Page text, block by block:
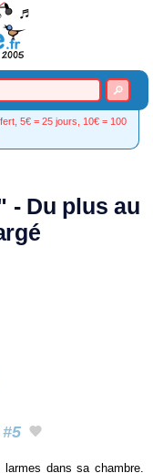
5€ = 25 jours, 10€ = 100
- Du plus au
#5
dans sa chambre.